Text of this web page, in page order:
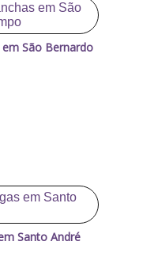
São Bernardo
Santo André